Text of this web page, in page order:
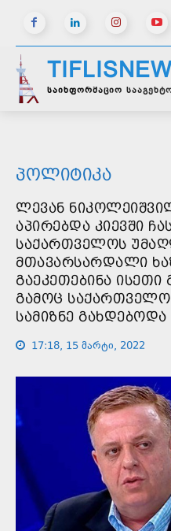
საინფორმაციო
ᲞᲝᲚᲘᲢᲘᲙᲐ
ᲚᲔᲕᲐᲜ
ᲐᲞᲘᲠᲔᲑᲓᲐ ᲙᲘᲔᲕᲨᲘ
ᲡᲐᲥᲐᲠᲗᲕᲔᲚᲝᲡ
ᲛᲗᲐᲕᲐᲠᲡᲐᲠᲓᲐᲚᲘ
ᲒᲐᲔᲙᲔᲗᲔᲑᲘᲜᲐ
ᲒᲐᲛᲝᲪ ᲡᲐᲥᲐᲠᲗᲕᲔᲚᲝ
ᲡᲐᲛᲘᲖᲜᲔ ᲒᲐᲮᲓᲔᲑᲝᲓᲐ
17:18, 15 მარტი, 2022